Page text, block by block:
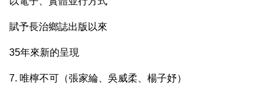
賦予長治鄉誌出版以來
35年來新的呈現
7. 唯檸不可（張家綸、吳威柔、楊子妤）